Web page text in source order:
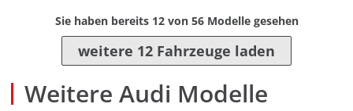
Sie haben bereits 12von 56Modelle gesehen
weitere 12 Fahrzeuge laden
Weitere Audi Modelle